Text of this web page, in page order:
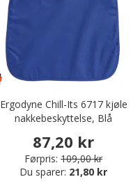
Ergodyne Chill-Its 6717 kjøle
nakkebeskyttelse, Blå
87,20 kr
Førpris: 109,00 kr
Du sparer: 21,80 kr